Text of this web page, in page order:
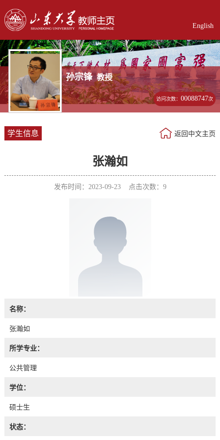
English
孙宗锋 教授
访问次数：00088747次
学生信息 返回中文主页
张瀚如
发布时间：2023-09-23 点击次数： 9
名称：
张瀚如
所学专业：
公共管理
学位：
硕士生
状态：